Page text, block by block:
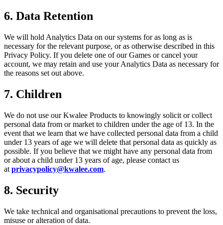
6. Data Retention
We will hold Analytics Data on our systems for as long as is
necessary for the relevant purpose, or as otherwise described in this
Privacy Policy. If you delete one of our Games or cancel your
account, we may retain and use your Analytics Data as necessary for
the reasons set out above.
7. Children
We do not use our Kwalee Products to knowingly solicit or collect
personal data from or market to children under the age of 13. In the
event that we learn that we have collected personal data from a child
under 13 years of age we will delete that personal data as quickly as
possible. If you believe that we might have any personal data from
or about a child under 13 years of age, please contact us
at privacypolicy@kwalee.com.
8. Security
We take technical and organisational precautions to prevent the loss,
misuse or alteration of data.